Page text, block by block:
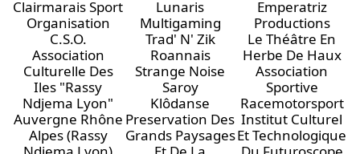
Clairmarais Sport
Organisation
C.S.O.
Association
Culturelle Des
Iles "Rassy
Ndjema Lyon"
Auvergne Rhône
Alpes (Rassy
Lunaris
Multigaming
Trad' N' Zik
Roannais
Strange Noise
Saroy
Klôdanse
Preservation Des
Grands Paysages
Emperatriz
Productions
Le Théâtre En
Herbe De Haux
Association
Sportive
Racemotorsport
Institut Culturel
Et Technologique